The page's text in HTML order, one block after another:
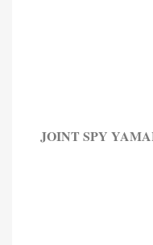
JOINT SPY